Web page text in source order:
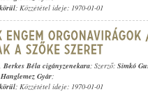
; Közzététel ideje: 1970-01-01
, Berkes Béla cigányzenekara; Szerző: Simkó
Gyár;
; Közzététel ideje: 1970-01-01